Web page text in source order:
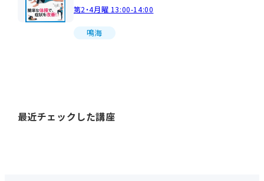
第2・4月曜 13:00-14:00
鳴海
最近チェックした講座